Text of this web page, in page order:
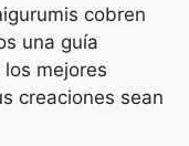
cobren
una guía
mejores
creaciones sean